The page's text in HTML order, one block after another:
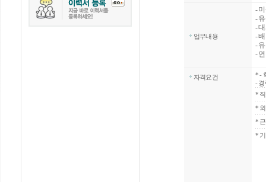
업무내용
-
-
-
-
-
-
자격요건 *-
-
*
*
*
*